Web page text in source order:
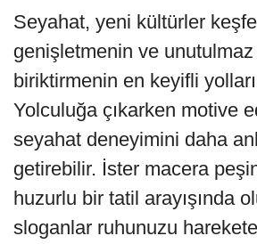
Seyahat, yeni kültürler
genişletmenin ve unutulmaz
biriktirmenin en keyifli
Yolculuğa çıkarken motive
seyahat deneyimini daha
getirebilir. İster macera
huzurlu bir tatil arayışında
sloganlar ruhunuzu